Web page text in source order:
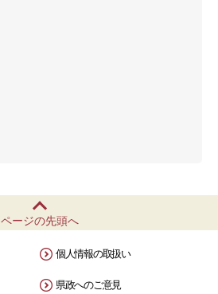
ページの先頭へ
個人情報の取扱い
県政へのご意見